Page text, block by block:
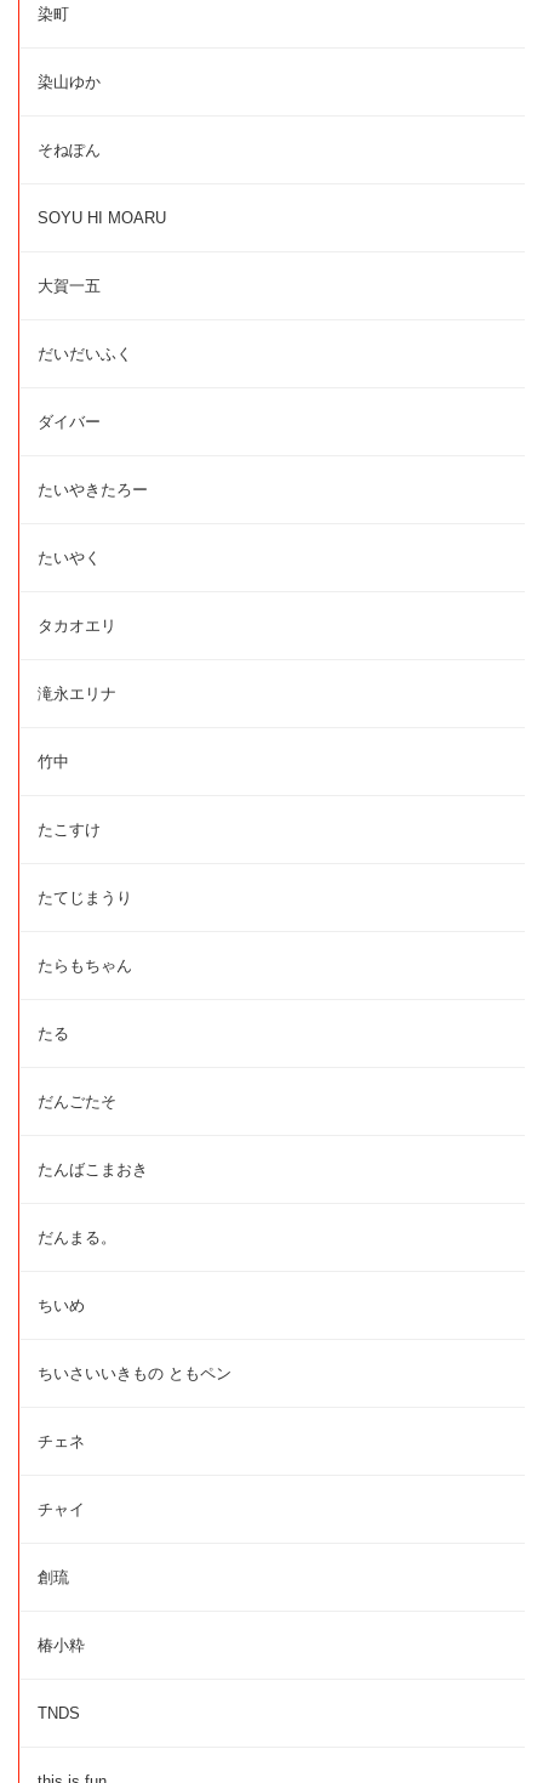
染町
染山ゆか
そねぽん
SOYU HI MOARU
大賀一五
だいだいふく
ダイバー
たいやきたろー
たいやく
タカオエリ
滝永エリナ
竹中
たこすけ
たてじまうり
たらもちゃん
たる
だんごたそ
たんばこまおき
だんまる。
ちいめ
ちいさいいきもの ともペン
チェネ
チャイ
創琉
椿小粋
TNDS